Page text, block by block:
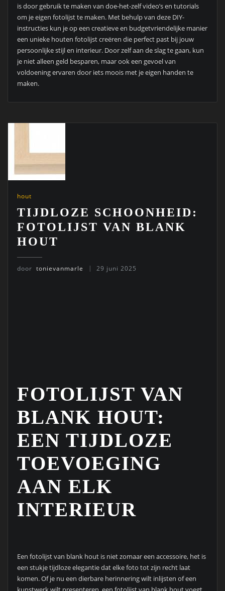
is door gebruik te maken van doe-het-zelf video’s en tutorials
om je eigen fotolijst te maken. Met behulp van deze DIY-
instructies kun je op een creatieve en budgetvriendelijke manier
een unieke houten fotolijst creëren die perfect past bij jouw
persoonlijke stijl en interieur. Door zelf aan de slag te gaan, kun
je niet alleen geld besparen, maar ook een gevoel van
voldoening ervaren door iets moois met je eigen handen te
maken.
hout
TIJDLOZE SCHOONHEID:
FOTOLIJST VAN BLANK
HOUT
door tonievanmarle 29 juni 2025
FOTOLIJST VAN
BLANK HOUT:
EEN TIJDLOZE
TOEVOEGING
AAN ELK
INTERIEUR
Een fotolijst van blank hout is niet zomaar een accessoire, het is
een stukje tijdloze elegantie dat elke foto tot zijn recht laat
komen. Of je nu een dierbare herinnering wilt inlijsten of een